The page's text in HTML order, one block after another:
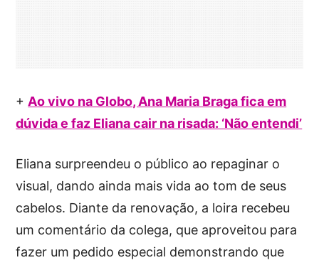
+ Ao vivo na Globo, Ana Maria Braga fica em
dúvida e faz Eliana cair na risada: ‘Não entendi’
Eliana surpreendeu o público ao repaginar o
visual, dando ainda mais vida ao tom de seus
cabelos. Diante da renovação, a loira recebeu
um comentário da colega, que aproveitou para
fazer um pedido especial demonstrando que